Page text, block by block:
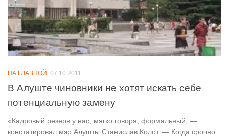
НА ГЛАВНОЙ 07.10.2011
В Алуште чиновники не хотят искать себе
потенциальную замену
«Кадровый резерв у нас, мягко говоря, формальный, —
констатировал мэр Алушты Станислав Колот. — Когда срочно